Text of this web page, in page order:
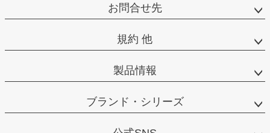
お問合せ先
規約 他
製品情報
ブランド・シリーズ